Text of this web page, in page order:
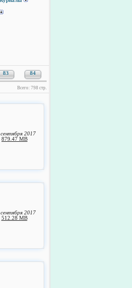
83 84
Всего: 798 стр.
2017
879.47 MB
2017
512.28 MB